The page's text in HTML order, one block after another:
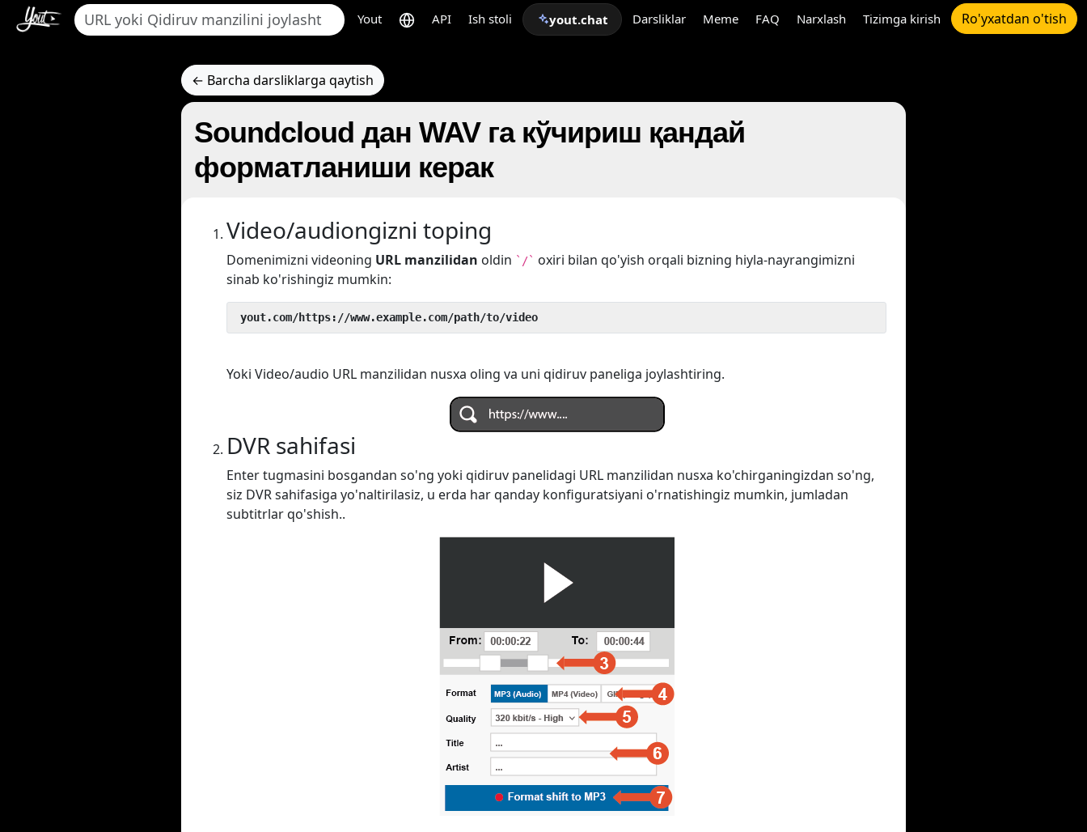
Yout API Ish stoli yout.chat Darsliklar Meme FAQ Narxlash Tizimga kirish Ro'yxatdan o'tish
← Barcha darsliklarga qaytish
Soundcloud дан WAV га кўчириш қандай
форматланиши керак
Video/audiongizni toping
Domenimizni videoning URL manzilidan oldin `/` oxiri bilan qo'yish orqali bizning hiyla-nayrangimizni
sinab ko'rishingiz mumkin:
yout.com/https://www.example.com/path/to/video
Yoki Video/audio URL manzilidan nusxa oling va uni qidiruv paneliga joylashtiring.
DVR sahifasi
Enter tugmasini bosgandan so'ng yoki qidiruv panelidagi URL manzilidan nusxa ko'chirganingizdan so'ng,
siz DVR sahifasiga yo'naltirilasiz, u erda har qanday konfiguratsiyani o'rnatishingiz mumkin, jumladan
subtitrlar qo'shish..